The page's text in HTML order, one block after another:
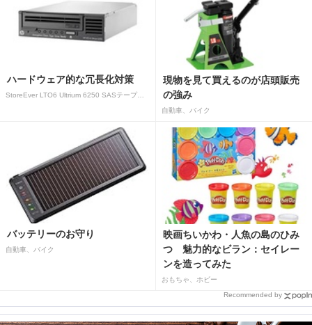
ハードウェア的な冗長化対策
StoreEver LTO6 Ultrium 6250 SASテープドライブ(内蔵型)
現物を見て買えるのが店頭販売
の強み
自動車、バイク
バッテリーのお守り
自動車、バイク
映画ちいかわ・人魚の島のひみ
つ 魅力的なビラン：セイレー
ンを造ってみた
おもちゃ、ホビー
Recommended by